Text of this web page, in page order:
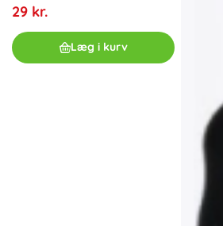
29 kr.
Læg i kurv